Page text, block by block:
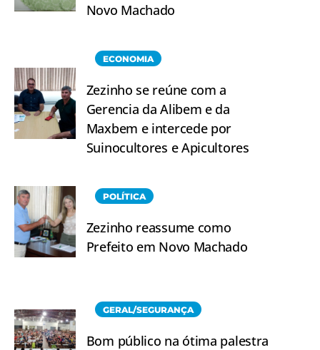
Novo Machado
ECONOMIA
Zezinho se reúne com a
Gerencia da Alibem e da
Maxbem e intercede por
Suinocultores e Apicultores
POLÍTICA
Zezinho reassume como
Prefeito em Novo Machado
GERAL/SEGURANÇA
Bom público na ótima palestra